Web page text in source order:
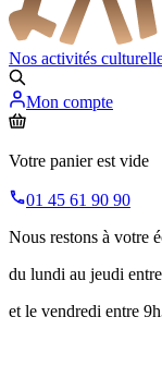
Nos activités
Mon compte
Votre panier est vide
01 45 61 90 90
Nous restons à votre
du lundi au jeudi
et le vendredi entre